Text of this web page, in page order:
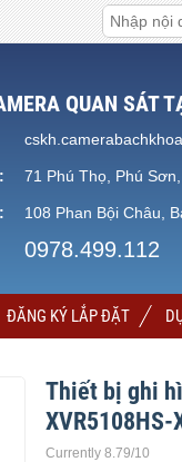
QUAN SÁT
71 Phú Thọ, Phú
108 Phan Bội Châu,
0978.499.112
ĐĂNG KÝ LẮP ĐẶT
Thiết bị ghi
XVR5108HS-
Currently 8.79/10